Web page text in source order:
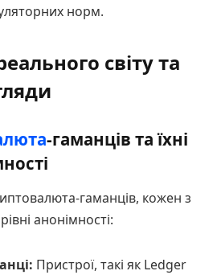
норм.
світу та
-гаманців та їхні
гаманців, кожен з
анонімності:
Пристрої, такі як Ledger